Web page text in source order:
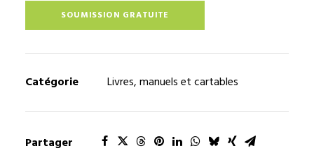
SOUMISSION GRATUITE
Catégorie Livres, manuels et cartables
Partager